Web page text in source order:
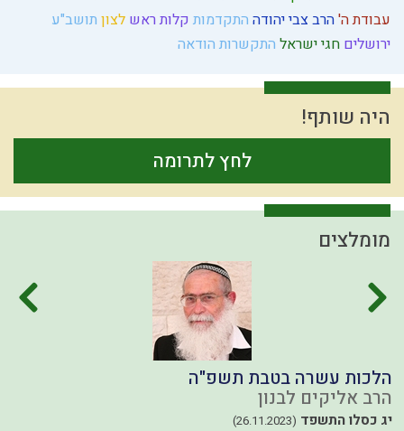
עבודת ה'הרב צבי יהודה התקדמות קלות ראש לצון תושב"ע
ירושלים חגי ישראל התקשרות הודאה
היה שותף!
לחץ לתרומה
מומלצים
הלכות עשרה בטבת תשפ"ה
הרב אליקים לבנון
יג כסלו התשפד (26.11.2023)